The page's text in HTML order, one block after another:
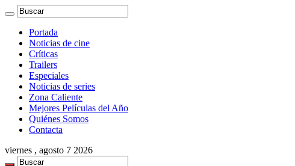
Portada
Noticias de cine
Críticas
Trailers
Especiales
Noticias de series
Zona Caliente
Mejores Películas del Año
Quiénes Somos
Contacta
viernes , agosto 7 2026